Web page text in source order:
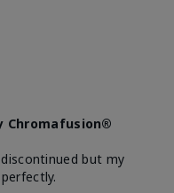
Chromafusion®
but my